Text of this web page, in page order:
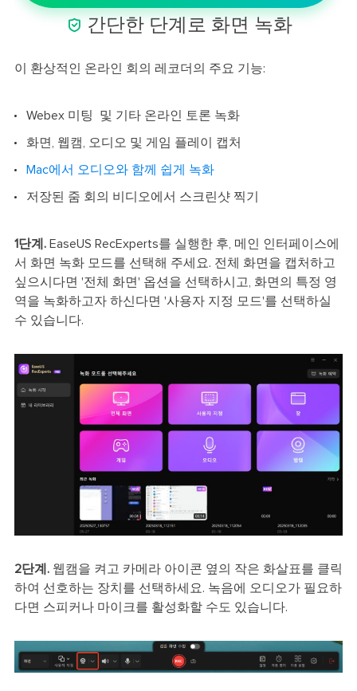
 간단한 단계로 화면 녹화
이 환상적인 온라인 회의 레코더의 주요 기능:
Webex 미팅 및 기타 온라인 토론 녹화
화면, 웹캠, 오디오 및 게임 플레이 캡처
Mac에서 오디오와 함께 쉽게 녹화
저장된 줌 회의 비디오에서 스크린샷 찍기
1단계. EaseUS RecExperts를 실행한 후, 메인 인터페이스에
서 화면 녹화 모드를 선택해 주세요. 전체 화면을 캡처하고
싶으시다면 '전체 화면' 옵션을 선택하시고, 화면의 특정 영
역을 녹화하고자 하신다면 '사용자 지정 모드'를 선택하실
수 있습니다.
2단계.웹캠을 켜고 카메라 아이콘 옆의 작은 화살표를 클릭
하여 선호하는 장치를 선택하세요. 녹음에 오디오가 필요하
다면 스피커나 마이크를 활성화할 수도 있습니다.